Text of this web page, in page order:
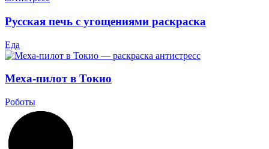
Русская печь с угощениями раскраска
Еда
Меха-пилот в Токио
Роботы